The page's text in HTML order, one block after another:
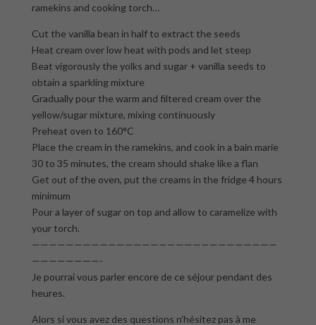
ramekins and cooking torch…
Cut the vanilla bean in half to extract the seeds
Heat cream over low heat with pods and let steep
Beat vigorously the yolks and sugar + vanilla seeds to
obtain a sparkling mixture
Gradually pour the warm and filtered cream over the
yellow/sugar mixture, mixing continuously
Preheat oven to 160°C
Place the cream in the ramekins, and cook in a bain marie
30 to 35 minutes, the cream should shake like a flan
Get out of the oven, put the creams in the fridge 4 hours
minimum
Pour a layer of sugar on top and allow to caramelize with
your torch.
—————————————————————————————
————————-
Je pourrai vous parler encore de ce séjour pendant des
heures.
Alors si vous avez des questions n’hésitez pas à me